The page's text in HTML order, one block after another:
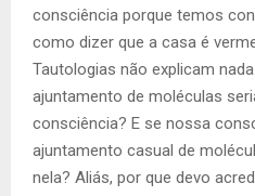
consciência porque temos
como dizer que a casa é
Tautologias não explicam
ajuntamento de moléculas
consciência? E se nossa
ajuntamento casual de
nela? Aliás, por que devo